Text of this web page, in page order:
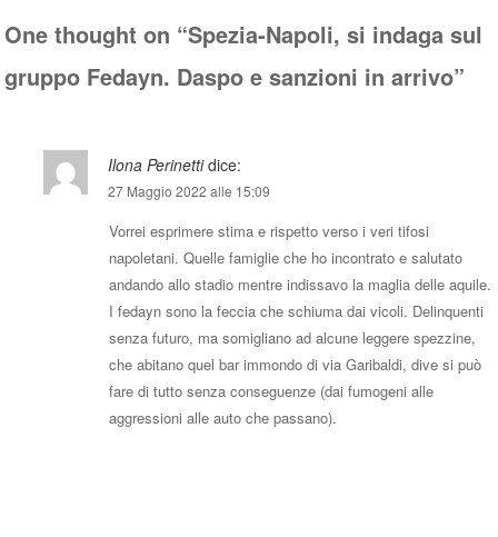
One thought on “Spezia-Napoli, si indaga sul
gruppo Fedayn. Daspo e sanzioni in arrivo”
Ilona Perinetti dice:
27 Maggio 2022 alle 15:09
Vorrei esprimere stima e rispetto verso i veri tifosi
napoletani. Quelle famiglie che ho incontrato e salutato
andando allo stadio mentre indissavo la maglia delle aquile.
I fedayn sono la feccia che schiuma dai vicoli. Delinquenti
senza futuro, ma somigliano ad alcune leggere spezzine,
che abitano quel bar immondo di via Garibaldi, dive si può
fare di tutto senza conseguenze (dai fumogeni alle
aggressioni alle auto che passano).